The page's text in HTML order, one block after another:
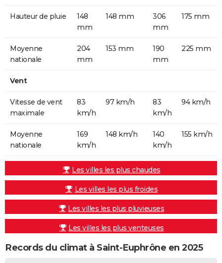
Hauteur de pluie
148
mm
148 mm
306
mm
175 mm
Moyenne
nationale
204
mm
153 mm
190
mm
225 mm
Vent
Vitesse de vent
maximale
83
km/h
97 km/h
83
km/h
94 km/h
Moyenne
nationale
169
km/h
148 km/h
140
km/h
155 km/h
Les villes les plus chaudes
Les villes les plus froides
Les villes les plus pluvieuses
Les villes les plus venteuses
Records du climat à Saint-Euphrône en 2025